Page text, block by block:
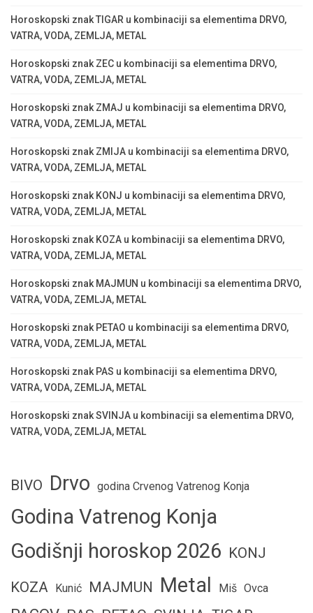
Horoskopski znak TIGAR u kombinaciji sa elementima DRVO,
VATRA, VODA, ZEMLJA, METAL
Horoskopski znak ZEC u kombinaciji sa elementima DRVO,
VATRA, VODA, ZEMLJA, METAL
Horoskopski znak ZMAJ u kombinaciji sa elementima DRVO,
VATRA, VODA, ZEMLJA, METAL
Horoskopski znak ZMIJA u kombinaciji sa elementima DRVO,
VATRA, VODA, ZEMLJA, METAL
Horoskopski znak KONJ u kombinaciji sa elementima DRVO,
VATRA, VODA, ZEMLJA, METAL
Horoskopski znak KOZA u kombinaciji sa elementima DRVO,
VATRA, VODA, ZEMLJA, METAL
Horoskopski znak MAJMUN u kombinaciji sa elementima DRVO,
VATRA, VODA, ZEMLJA, METAL
Horoskopski znak PETAO u kombinaciji sa elementima DRVO,
VATRA, VODA, ZEMLJA, METAL
Horoskopski znak PAS u kombinaciji sa elementima DRVO,
VATRA, VODA, ZEMLJA, METAL
Horoskopski znak SVINJA u kombinaciji sa elementima DRVO,
VATRA, VODA, ZEMLJA, METAL
BIVO Drvo godina Crvenog Vatrenog Konja
Godina Vatrenog Konja
Godišnji horoskop 2026 KONJ
KOZA Kunić MAJMUN Metal Miš Ovca